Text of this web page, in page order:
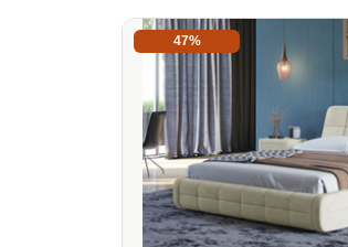
47%